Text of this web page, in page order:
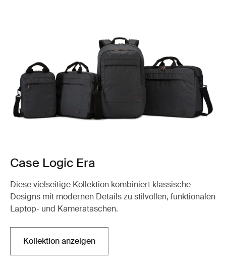
Case Logic Era
Diese vielseitige Kollektion kombiniert klassische
Designs mit modernen Details zu stilvollen, funktionalen
Laptop- und Kamerataschen.
Kollektion anzeigen